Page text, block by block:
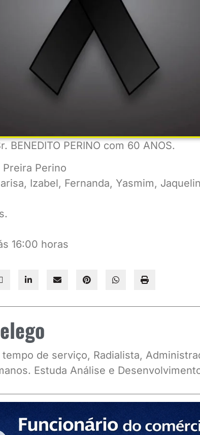
BENEDITO PERINO com 60 ANOS.
Perino
Izabel, Fernanda, Yasmim,
16:00 horas
de serviço, Radialista,
Estuda Análise e